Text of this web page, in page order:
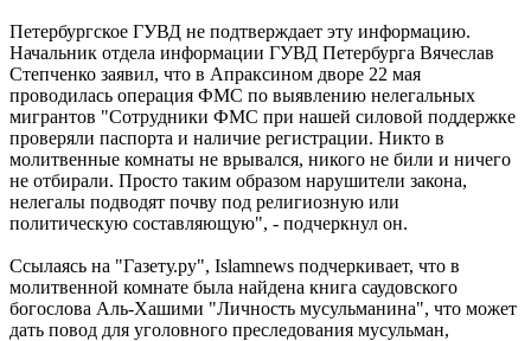
Петербургское ГУВД не подтверждает эту информацию.
Начальник отдела информации ГУВД Петербурга Вячеслав
Степченко заявил, что в Апраксином дворе 22 мая
проводилась операция ФМС по выявлению нелегальных
мигрантов "Сотрудники ФМС при нашей силовой поддержке
проверяли паспорта и наличие регистрации. Никто в
молитвенные комнаты не врывался, никого не били и ничего
не отбирали. Просто таким образом нарушители закона,
нелегалы подводят почву под религиозную или
политическую составляющую", - подчеркнул он.
Ссылаясь на "Газету.ру", Islamnews подчеркивает, что в
молитвенной комнате была найдена книга саудовского
богослова Аль-Хашими "Личность мусульманина", что может
дать повод для уголовного преследования мусульман,